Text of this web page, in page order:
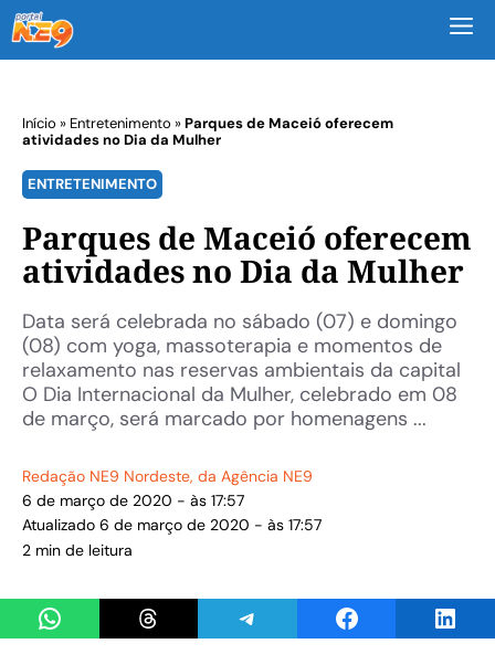
Início » Entretenimento »Parques de Maceió oferecem
atividades no Dia da Mulher
ENTRETENIMENTO
Parques de Maceió oferecem
atividades no Dia da Mulher
Data será celebrada no sábado (07) e domingo
(08) com yoga, massoterapia e momentos de
relaxamento nas reservas ambientais da capital
O Dia Internacional da Mulher, celebrado em 08
de março, será marcado por homenagens ...
Redação NE9 Nordeste, da Agência NE9
6 de março de 2020 - às 17:57
Atualizado 6 de março de 2020 - às 17:57
2 min de leitura
Share on WhatsAppShare on ThreadsShare on TelegramShare on Facebook